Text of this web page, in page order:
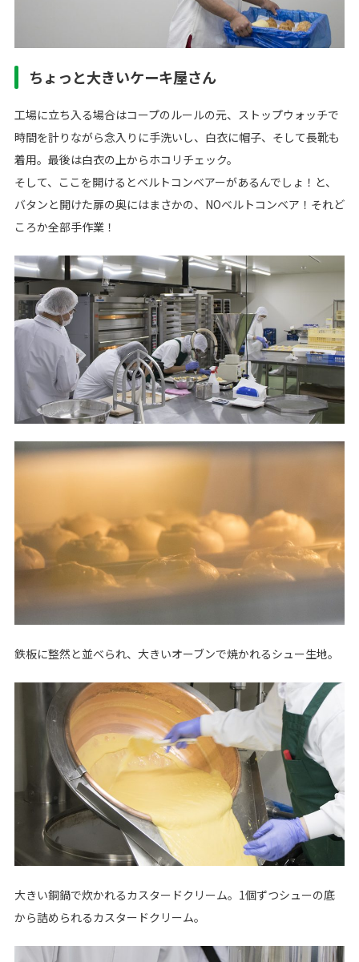
ちょっと大きいケーキ屋さん
工場に立ち入る場合はコープのルールの元、ストップウォッチで
時間を計りながら念入りに手洗いし、白衣に帽子、そして長靴も
着用。最後は白衣の上からホコリチェック。
そして、ここを開けるとベルトコンベアーがあるんでしょ！と、
バタンと開けた扉の奥にはまさかの、NOベルトコンベア！それど
ころか全部手作業！
鉄板に整然と並べられ、大きいオーブンで焼かれるシュー生地。
大きい銅鍋で炊かれるカスタードクリーム。1個ずつシューの底
から詰められるカスタードクリーム。